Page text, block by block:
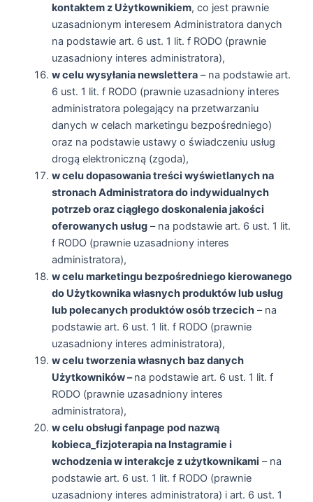
kontaktem z Użytkownikiem, co jest prawnie
uzasadnionym interesem Administratora danych
na podstawie art. 6 ust. 1 lit. f RODO (prawnie
uzasadniony interes administratora),
w celu wysyłania newslettera– na podstawie art.
6 ust. 1 lit. f RODO (prawnie uzasadniony interes
administratora polegający na przetwarzaniu
danych w celach marketingu bezpośredniego)
oraz na podstawie ustawy o świadczeniu usług
drogą elektroniczną (zgoda),
w celu dopasowania treści wyświetlanych na
stronach Administratora do indywidualnych
potrzeb oraz ciągłego doskonalenia jakości
oferowanych usług– na podstawie art. 6 ust. 1 lit.
f RODO (prawnie uzasadniony interes
administratora),
w celu marketingu bezpośredniego kierowanego
do Użytkownika własnych produktów lub usług
lub polecanych produktów osób trzecich– na
podstawie art. 6 ust. 1 lit. f RODO (prawnie
uzasadniony interes administratora),
w celu tworzenia własnych baz danych
Użytkowników –na podstawie art. 6 ust. 1 lit. f
RODO (prawnie uzasadniony interes
administratora),
w celu obsługi fanpage pod nazwą
kobieca_fizjoterapia na Instagramie i
wchodzenia w interakcje z użytkownikami – na
podstawie art. 6 ust. 1 lit. f RODO (prawnie
uzasadniony interes administratora) i art. 6 ust. 1